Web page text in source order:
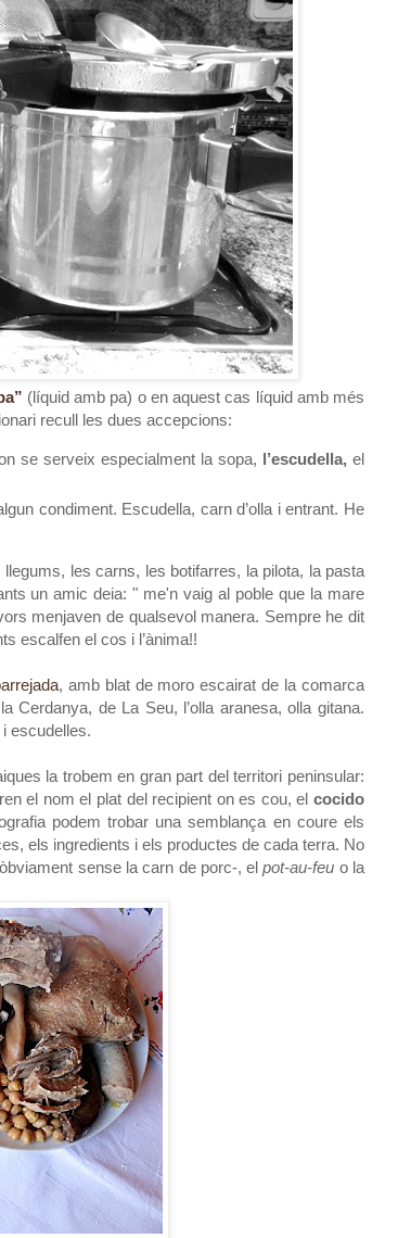
(líquid amb pa) o en aquest cas líquid amb més
recull les dues accepcions:
se serveix especialment la sopa, l’escudella, el
condiment. Escudella, carn d’olla i entrant. He
llegums, les carns, les botifarres, la pilota, la pasta
un amic deia: " me'n vaig al poble que la mare
menjaven de qualsevol manera. Sempre he dit
escalfen el cos i l’ànima!!
, amb blat de moro escairat de la comarca
Cerdanya, de La Seu, l’olla aranesa, olla gitana.
escudelles.
la trobem en gran part del territori peninsular:
el nom el plat del recipient on es cou, elcocido
podem trobar una semblança en coure els
els ingredients i els productes de cada terra. No
sense la carn de porc-, elpot-au-feu o la